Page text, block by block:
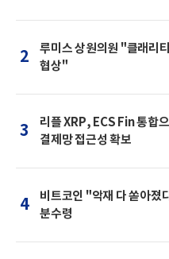
2
루미스 상원의원 "클래리
협상"
3
리플 XRP, ECS Fin 통합
결제망 접근성 확보
4
비트코인 "악재 다 쏟아
분수령